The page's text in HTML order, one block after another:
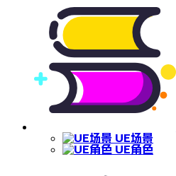
UE场景
UE角色